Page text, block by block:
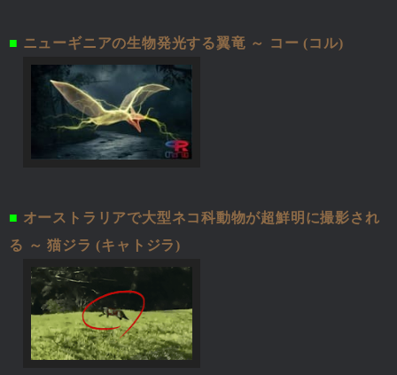
■ ニューギニアの生物発光する翼竜 ～ コー (コル)
■ オーストラリアで大型ネコ科動物が超鮮明に撮影され
る ～ 猫ジラ (キャトジラ)